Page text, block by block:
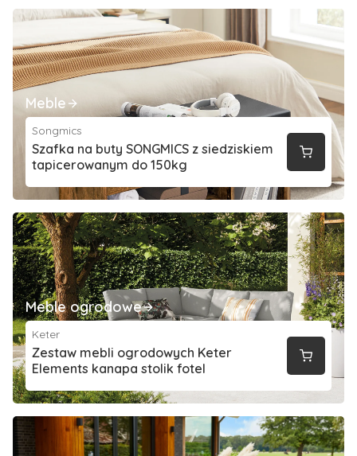
Meble
Songmics
Szafka na buty SONGMICS z siedziskiem
tapicerowanym do 150kg
Meble ogrodowe
Keter
Zestaw mebli ogrodowych Keter
Elements kanapa stolik fotel